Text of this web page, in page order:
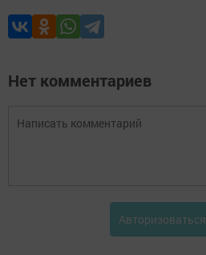
Нет комментариев
Авторизоваться